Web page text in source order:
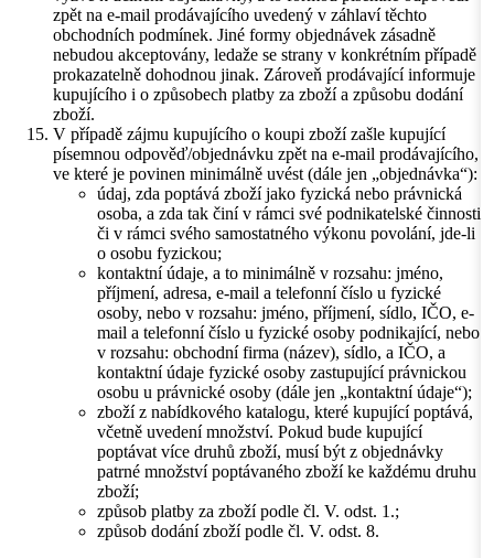
zpět na e-mail prodávajícího uvedený v záhlaví těchto
obchodních podmínek. Jiné formy objednávek zásadně
nebudou akceptovány, ledaže se strany v konkrétním případě
prokazatelně dohodnou jinak. Zároveň prodávající informuje
kupujícího i o způsobech platby za zboží a způsobu dodání
zboží.
V případě zájmu kupujícího o koupi zboží zašle kupující
písemnou odpověď/objednávku zpět na e-mail prodávajícího,
ve které je povinen minimálně uvést (dále jen „objednávka“):
údaj, zda poptává zboží jako fyzická nebo právnická
osoba, a zda tak činí v rámci své podnikatelské činnosti
či v rámci svého samostatného výkonu povolání, jde-li
o osobu fyzickou;
kontaktní údaje, a to minimálně v rozsahu: jméno,
příjmení, adresa, e-mail a telefonní číslo u fyzické
osoby, nebo v rozsahu: jméno, příjmení, sídlo, IČO, e-
mail a telefonní číslo u fyzické osoby podnikající, nebo
v rozsahu: obchodní firma (název), sídlo, a IČO, a
kontaktní údaje fyzické osoby zastupující právnickou
osobu u právnické osoby (dále jen „kontaktní údaje“);
zboží z nabídkového katalogu, které kupující poptává,
včetně uvedení množství. Pokud bude kupující
poptávat více druhů zboží, musí být z objednávky
patrné množství poptávaného zboží ke každému druhu
zboží;
způsob platby za zboží podle čl. V. odst. 1.;
způsob dodání zboží podle čl. V. odst. 8.